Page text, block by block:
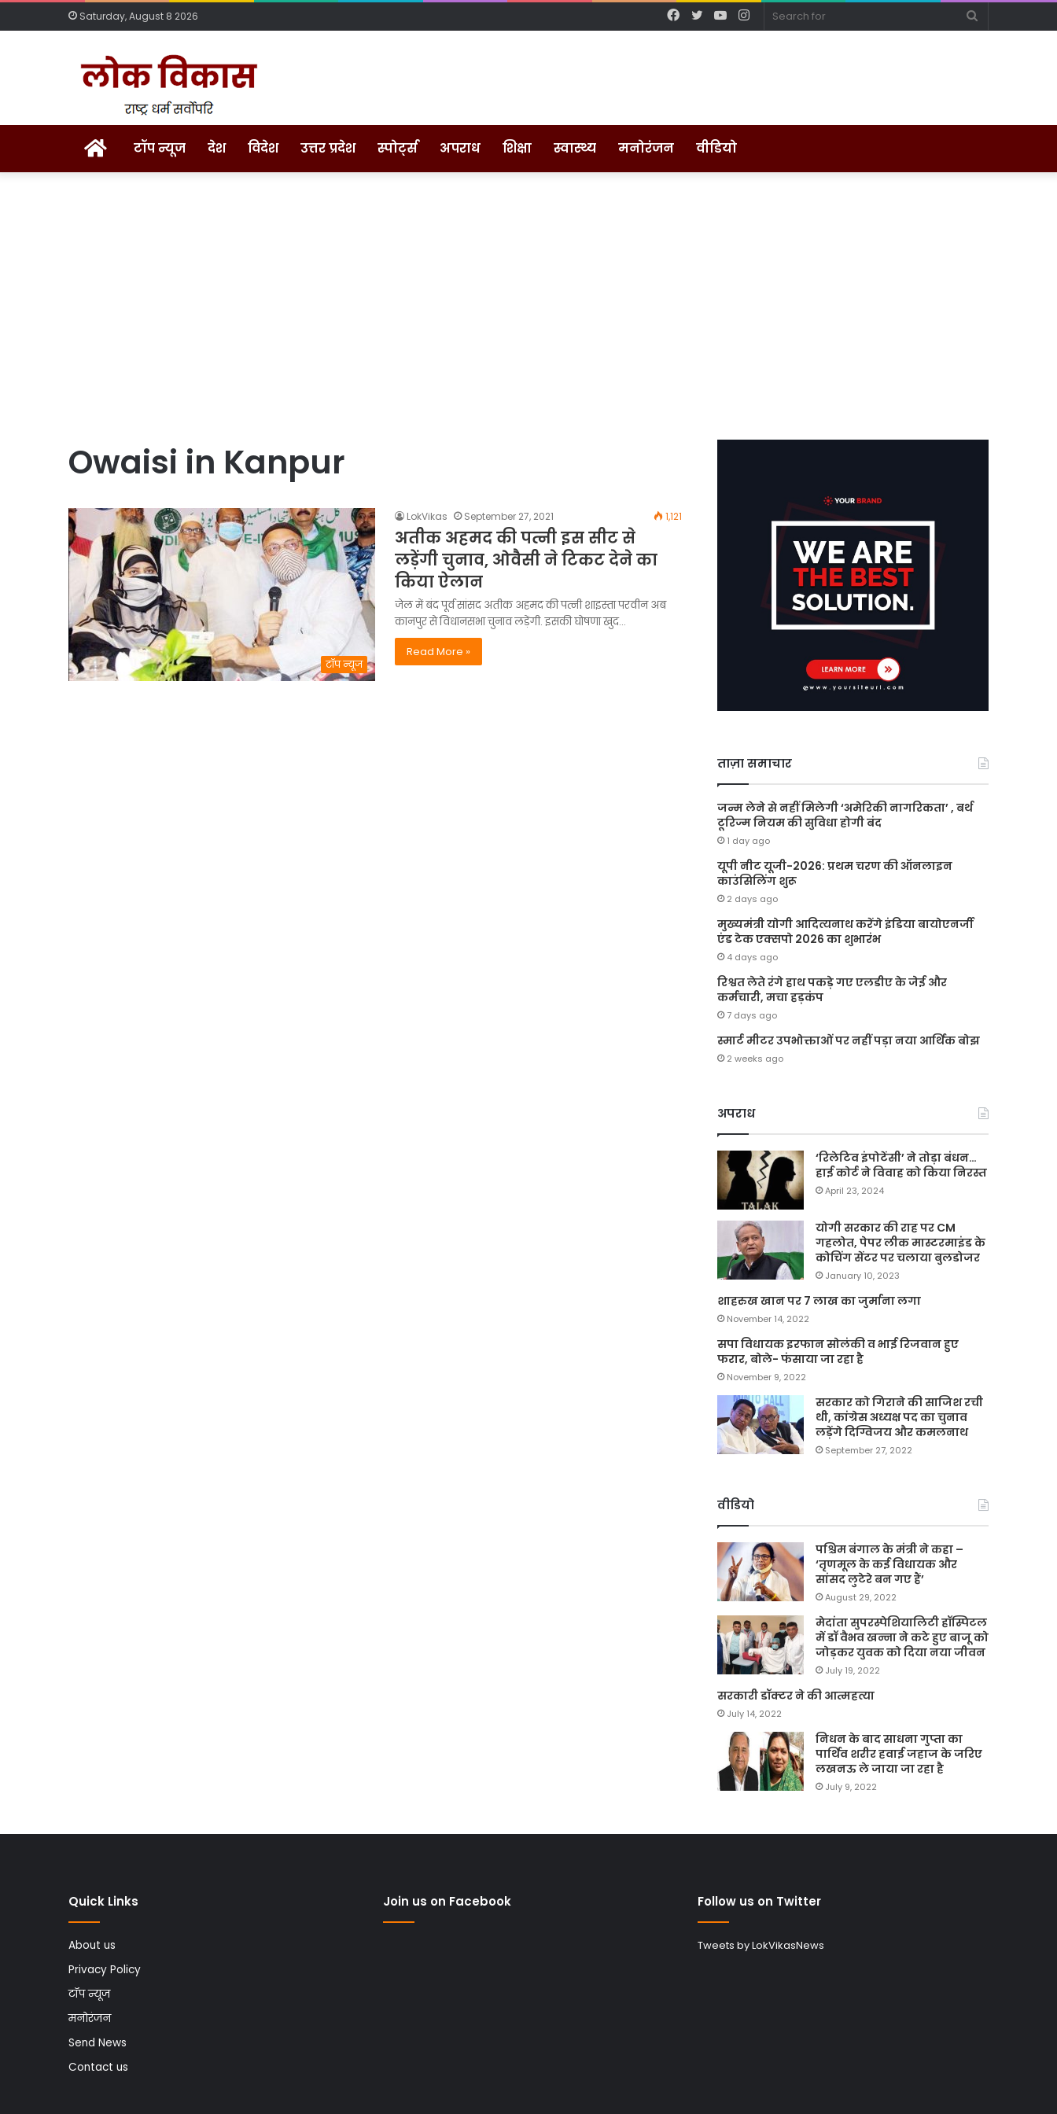
Saturday, August 8 2026 Instagram
YouTube
Twitter
Facebook
Homeटॉप न्यूज देश विदेश उत्तर प्रदेश स्पोर्ट्स अपराध शिक्षा स्वास्थ्य मनोरंजन वीडियो
Owaisi in Kanpur
टॉप न्यूज
LokVikas September 27, 2021 1,121
अतीक अहमद की पत्नी इस सीट से
लड़ेंगी चुनाव, ओवैसी ने टिकट देने का
किया ऐलान
जेल में बंद पूर्व सांसद अतीक अहमद की पत्नी शाइस्ता परवीन अब
कानपुर से विधानसभा चुनाव लड़ेंगी. इसकी घोषणा खुद…
Read More »
ताज़ा समाचार
जन्म लेने से नहीं मिलेगी ‘अमेरिकी नागरिकता’ , बर्थ
टूरिज्म नियम की सुविधा होगी बंद
1 day ago
यूपी नीट यूजी-2026: प्रथम चरण की ऑनलाइन
काउंसिलिंग शुरू
2 days ago
मुख्यमंत्री योगी आदित्यनाथ करेंगे इंडिया बायोएनर्जी
एंड टेक एक्सपो 2026 का शुभारंभ
4 days ago
रिश्वत लेते रंगे हाथ पकड़े गए एलडीए के जेई और
कर्मचारी, मचा हड़कंप
7 days ago
स्मार्ट मीटर उपभोक्ताओं पर नहीं पड़ा नया आर्थिक बोझ
2 weeks ago
अपराध
‘रिलेटिव इंपोटेंसी’ ने तोड़ा बंधन…
हाई कोर्ट ने विवाह को किया निरस्त
April 23, 2024
योगी सरकार की राह पर CM
गहलोत, पेपर लीक मास्टरमाइंड के
कोचिंग सेंटर पर चलाया बुलडोजर
January 10, 2023
शाहरुख खान पर 7 लाख का जुर्माना लगा
November 14, 2022
सपा विधायक इरफान सोलंकी व भाई रिजवान हुए
फरार, बोले- फंसाया जा रहा है
November 9, 2022
सरकार को गिराने की साजिश रची
थी, कांग्रेस अध्यक्ष पद का चुनाव
लड़ेंगे दिग्विजय और कमलनाथ
September 27, 2022
वीडियो
पश्चिम बंगाल के मंत्री ने कहा –
‘तृणमूल के कई विधायक और
सांसद लुटेरे बन गए हैं’
August 29, 2022
मेदांता सुपरस्पेशियालिटी हॉस्पिटल
में डॉ वैभव खन्ना ने कटे हुए बाजू को
जोड़कर युवक को दिया नया जीवन
July 19, 2022
सरकारी डॉक्टर ने की आत्महत्या
July 14, 2022
निधन के बाद साधना गुप्ता का
पार्थिव शरीर हवाई जहाज के जरिए
लखनऊ ले जाया जा रहा है
July 9, 2022
Quick Links
About us
Privacy Policy
टॉप न्यूज
मनोरंजन
Send News
Contact us
Join us on Facebook Follow us on Twitter
Tweets by LokVikasNews